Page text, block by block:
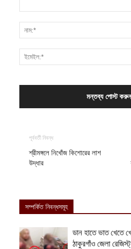
পূর্ববর্তী নিবন্ধ
শ্রীমঙ্গলে নিখোঁজ কিশোরের লাশ
উদ্ধার
সম্পর্কিত নিবন্ধসমূহ
ডান হাতে ভাত খেতে
ঠাকুরগাঁও জেলা